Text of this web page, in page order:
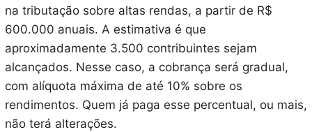
na tributação sobre altas rendas, a partir de R$
600.000 anuais. A estimativa é que
aproximadamente 3.500 contribuintes sejam
alcançados. Nesse caso, a cobrança será gradual,
com alíquota máxima de até 10% sobre os
rendimentos. Quem já paga esse percentual, ou mais,
não terá alterações.